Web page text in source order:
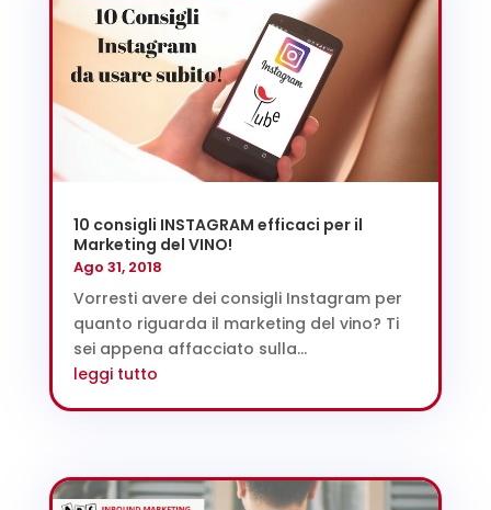
10 consigli INSTAGRAM efficaci per il
Marketing del VINO!
Ago 31, 2018
Vorresti avere dei consigli Instagram per
quanto riguarda il marketing del vino? Ti
sei appena affacciato sulla...
leggi tutto